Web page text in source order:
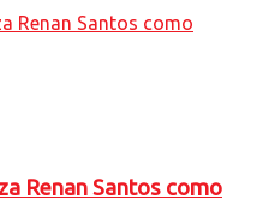
Renan Santos como